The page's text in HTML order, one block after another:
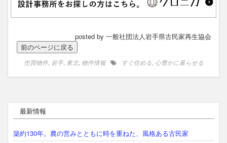
posted by 一般社団法人岩手県古民家再生協会
売買物件, 岩手, 東北, 物件情報 すぐ住める, 心豊かに暮らせる
最新情報
築約130年。農の営みとともに時を重ねた、風格ある古民家